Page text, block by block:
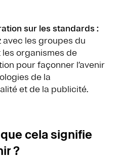
sur les standards :
avec les groupes du
organismes de
pour façonner l’avenir
de la
et de la publicité.
cela signifie
?